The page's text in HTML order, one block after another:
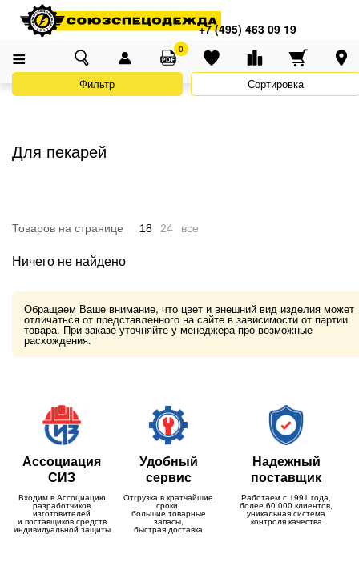
Адреса магазинов
+7 (495) 463 09 19
+7 (495) 463 09 19
0
Главная Каталог Униформа
Одежда для пищевых производств
Для пекарей
Фильтр Сортировка
Товаров на странице 18 24 все
Ничего не найдено
Обращаем Ваше внимание, что цвет и внешний вид изделия может
отличаться от представленного на сайте в зависимости от партии
товара. При заказе уточняйте у менеджера про возможные
расхождения.
Ассоциация
СИЗ
Входим в Ассоциацию
разработчиков
изготовителей
и поставщиков средств
индивидуальной защиты
Удобный
сервис
Отгрузка в кратчайшие
сроки,
большие товарные
запасы,
быстрая доставка
Надежный
поставщик
Работаем с 1991 года,
более 60 000 клиентов,
уникальная система
контроля качества